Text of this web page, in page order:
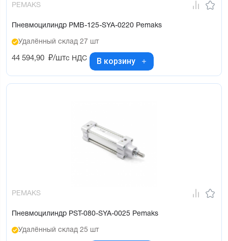
PEMAKS
Пневмоцилиндр PMB-125-SYA-0220 Pemaks
Удалённый склад 27 шт
44 594,90 ₽/штс НДС В корзину
PEMAKS
Пневмоцилиндр PST-080-SYA-0025 Pemaks
Удалённый склад 25 шт